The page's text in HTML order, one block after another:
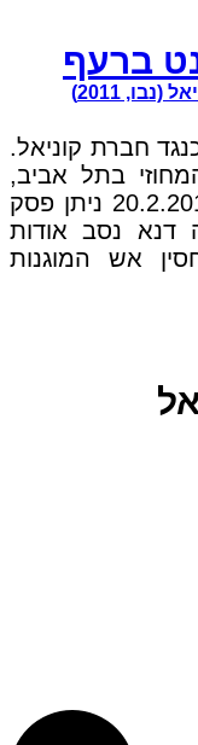
ברעף
חברת קוניאל.
בתל אביב,
בפני השופט אליהו בכר. ביום 20.2.2011 ניתן פסק
דנא נסב אודות
אש המוגנות